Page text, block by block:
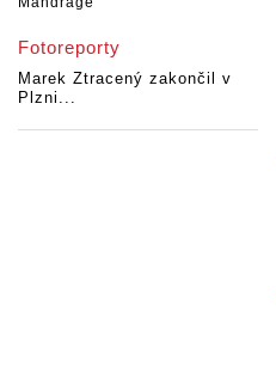
Fotoreporty
Marek Ztracený zakončil v
Plzni...